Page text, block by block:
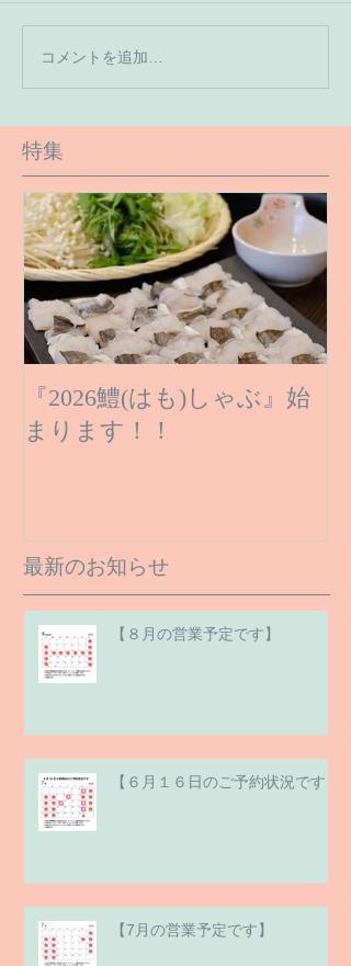
【６月１６日のご予約状
況です】
コメントを追加…
特集
『2026鱧(はも)しゃぶ』始
まります！！
最新のお知らせ
【８月の営業予定です】
【６月１６日のご予約状況です】
【7月の営業予定です】